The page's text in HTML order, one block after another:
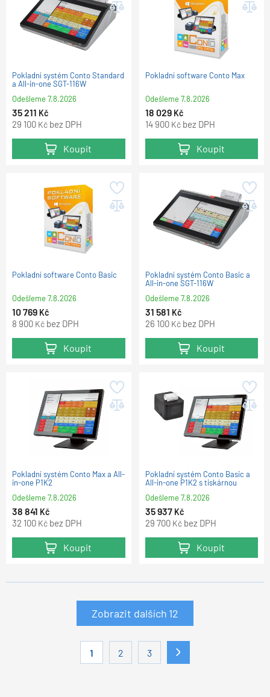
Pokladní systém Conto Standard
a All-in-one SGT-116W
Odešleme7.8.2026
35 211 Kč
29 100 Kč bez DPH
Koupit
Pokladní software Conto Max
Odešleme7.8.2026
18 029 Kč
14 900 Kč bez DPH
Koupit
Pokladní software Conto Basic
Odešleme7.8.2026
10 769 Kč
8 900 Kč bez DPH
Koupit
Pokladní systém Conto Basic a
All-in-one SGT-116W
Odešleme7.8.2026
31 581 Kč
26 100 Kč bez DPH
Koupit
Pokladní systém Conto Max a All-
in-one P1K2
Odešleme7.8.2026
38 841 Kč
32 100 Kč bez DPH
Koupit
Pokladní systém Conto Basic a
All-in-one P1K2 s tiskárnou
Odešleme7.8.2026
35 937 Kč
29 700 Kč bez DPH
Koupit
1 2 3
Zobrazit dalších 12